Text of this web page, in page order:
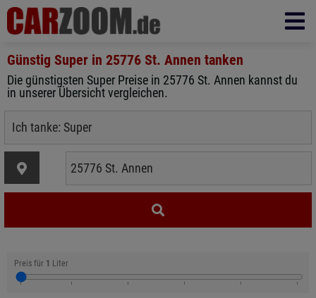
Günstig Super in 25776 St. Annen tanken
Die günstigsten Super Preise in 25776 St. Annen kannst du
in unserer Übersicht vergleichen.
Preis für 1 Liter